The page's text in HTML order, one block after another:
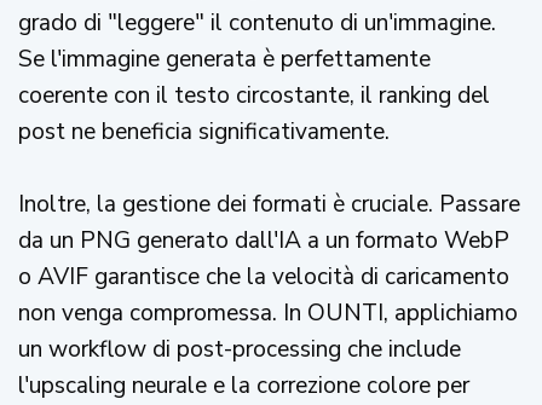
grado di "leggere" il contenuto di un'immagine.
Se l'immagine generata è perfettamente
coerente con il testo circostante, il ranking del
post ne beneficia significativamente.
Inoltre, la gestione dei formati è cruciale. Passare
da un PNG generato dall'IA a un formato WebP
o AVIF garantisce che la velocità di caricamento
non venga compromessa. In OUNTI, applichiamo
un workflow di post-processing che include
l'upscaling neurale e la correzione colore per